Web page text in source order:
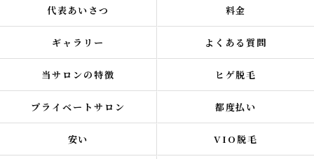
代表あいさつ 料金
ギャラリー よくある質問
当サロンの特徴 ヒゲ脱毛
プライベートサロン 都度払い
安い VIO脱毛